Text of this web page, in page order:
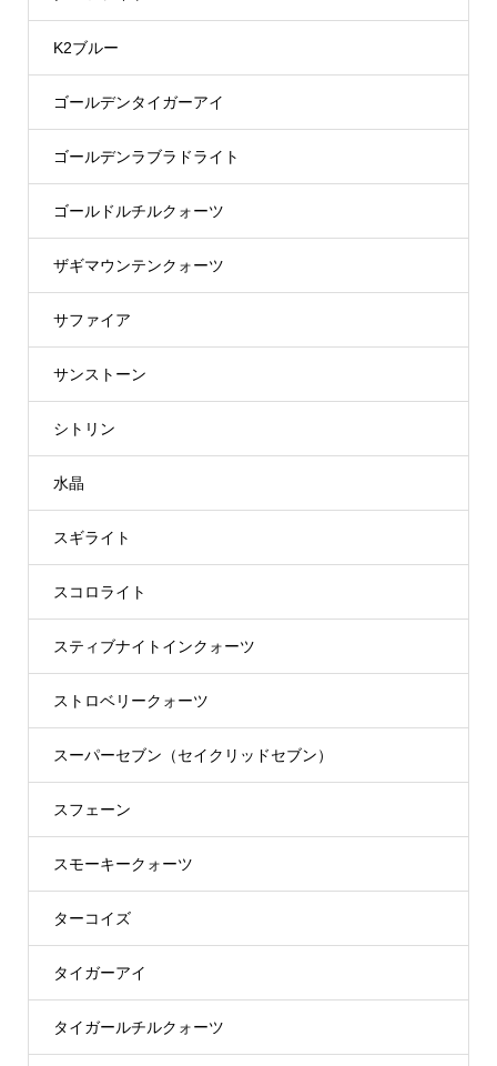
K2ブルー
ゴールデンタイガーアイ
ゴールデンラブラドライト
ゴールドルチルクォーツ
ザギマウンテンクォーツ
サファイア
サンストーン
シトリン
水晶
スギライト
スコロライト
スティブナイトインクォーツ
ストロベリークォーツ
スーパーセブン（セイクリッドセブン）
スフェーン
スモーキークォーツ
ターコイズ
タイガーアイ
タイガールチルクォーツ